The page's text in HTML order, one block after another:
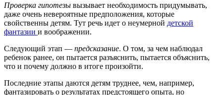
Проверка гипотезы вызывает необходимость придумывать,
даже очень невероятные предположения, которые
свойственны детям. Тут речь идет о неумерной детской
фантазии и воображении.
Следующий этап — предсказание. О том, за чем наблюдал
ребенок ранее, он пытается разъяснить, пытается объяснить,
что и почему должно в итоге произойти.
Последние этапы даются детям труднее, чем, например,
фантазировать о результатах предстоящего опыта, но